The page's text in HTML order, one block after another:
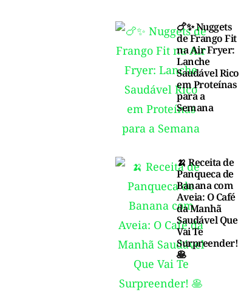
🍗✨ Nuggets
de Frango Fit
na Air Fryer:
Lanche
Saudável Rico
em Proteínas
para a
Semana
🍌 Receita de
Panqueca de
Banana com
Aveia: O Café
da Manhã
Saudável Que
Vai Te
Surpreender!
🥞